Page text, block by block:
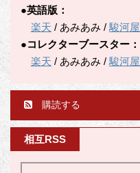
●英語版：
楽天 / あみあみ /駿河屋
●コレクターブースター：
楽天 / あみあみ /駿河屋
購読する
相互RSS